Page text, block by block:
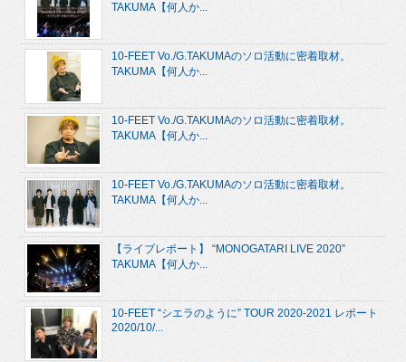
TAKUMA【何人か...
10-FEET Vo./G.TAKUMAのソロ活動に密着取材。
TAKUMA【何人か...
10-FEET Vo./G.TAKUMAのソロ活動に密着取材。
TAKUMA【何人か...
10-FEET Vo./G.TAKUMAのソロ活動に密着取材。
TAKUMA【何人か...
【ライブレポート】 “MONOGATARI LIVE 2020”
TAKUMA【何人か...
10-FEET “シエラのように” TOUR 2020-2021 レポート
2020/10/...